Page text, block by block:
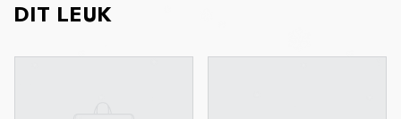
DIT LEUK